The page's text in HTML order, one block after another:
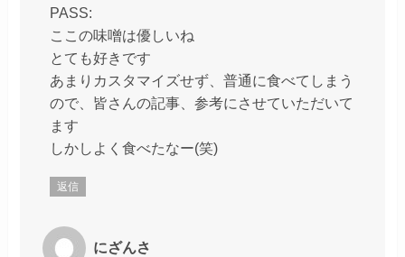
PASS:
ここの味噌は優しいね
とても好きです
あまりカスタマイズせず、普通に食べてしまう
ので、皆さんの記事、参考にさせていただいて
ます
しかしよく食べたなー(笑)
返信
にざんさ